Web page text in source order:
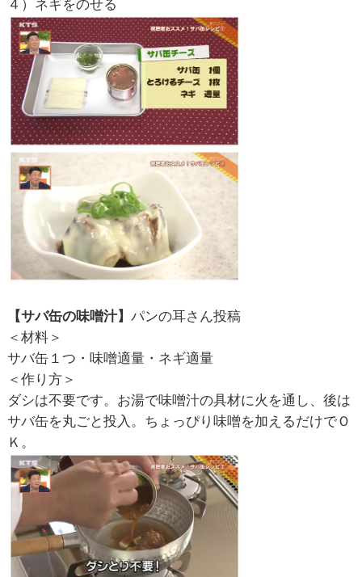
【サバ缶の味噌汁】 パンの耳さん投稿
＜材料＞
サバ缶１つ・味噌適量・ネギ適量
＜作り方＞
ダシは不要です。お湯で味噌汁の具材に火を通し、後は
サバ缶を丸ごと投入。ちょっぴり味噌を加えるだけでＯ
Ｋ。